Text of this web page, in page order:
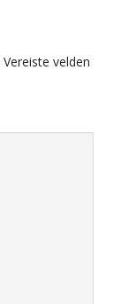
Vereiste velden